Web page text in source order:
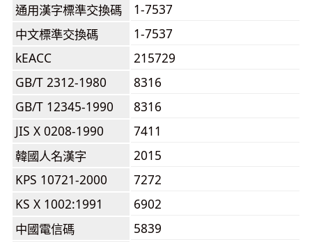
通用漢字標準交換碼
1-7537
中文標準交換碼
1-7537
kEACC
215729
GB/T 2312-1980
8316
GB/T 12345-1990
8316
JIS X 0208-1990
7411
韓國人名漢字
2015
KPS 10721-2000
7272
KS X 1002:1991
6902
中國電信碼
5839